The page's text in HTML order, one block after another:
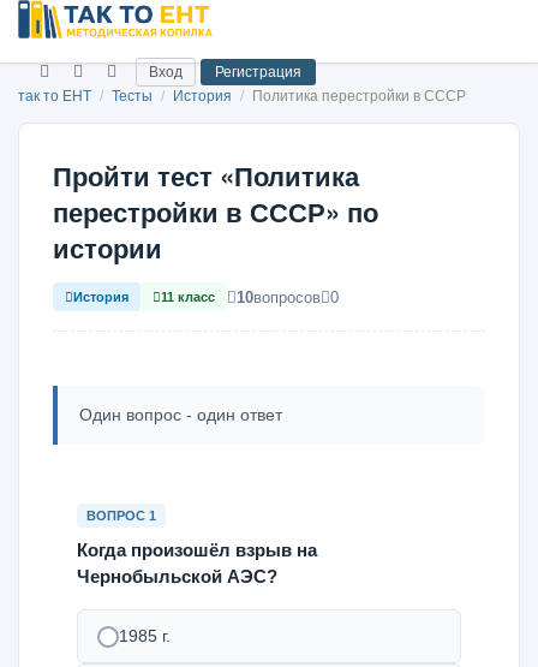
Вход
Регистрация
так то ЕНТ / Тесты / История / Политика перестройки в СССР
Пройти тест «Политика
перестройки в СССР» по
истории
История 11 класс 10вопросов 0
Один вопрос - один ответ
ВОПРОС 1
Когда произошёл взрыв на
Чернобыльской АЭС?
1985 г.